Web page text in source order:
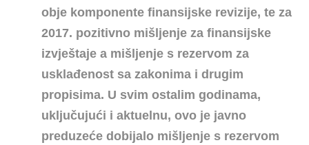
obje komponente finansijske revizije, te za
2017. pozitivno mišljenje za finansijske
izvještaje a mišljenje s rezervom za
usklađenost sa zakonima i drugim
propisima. U svim ostalim godinama,
uključujući i aktuelnu, ovo je javno
preduzeće dobijalo mišljenje s rezervom